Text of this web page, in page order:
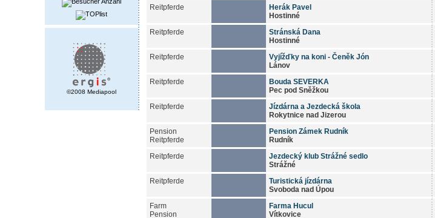
©2008 Mediapool
Reitpferde
Herák Pavel
Hostinné
Reitpferde
Stránská Dana
Hostinné
Reitpferde
Vyjížďky na koni - Čeněk Jón
Lánov
Reitpferde
Bouda SEVERKA
Pec pod Sněžkou
Reitpferde
Jízdárna a Jezdecká škola
Rokytnice nad Jizerou
Pension
Reitpferde
Pension Zámek Rudník
Rudník
Reitpferde
Jezdecký klub Strážné sedlo
Strážné
Reitpferde
Turistická jízdárna
Svoboda nad Úpou
Farm
Pension
Farma Hucul
Vítkovice